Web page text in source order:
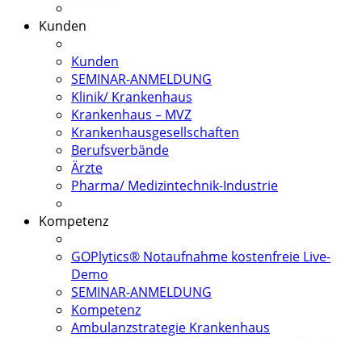
Kunden
Kunden
SEMINAR-ANMELDUNG
Klinik/ Krankenhaus
Krankenhaus – MVZ
Krankenhausgesellschaften
Berufsverbände
Ärzte
Pharma/ Medizintechnik-Industrie
Kompetenz
GOPlytics® Notaufnahme kostenfreie Live-
Demo
SEMINAR-ANMELDUNG
Kompetenz
Ambulanzstrategie Krankenhaus